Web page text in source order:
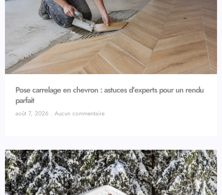
Pose carrelage en chevron : astuces d’experts pour un rendu
parfait
août 7, 2026 Aucun commentaire